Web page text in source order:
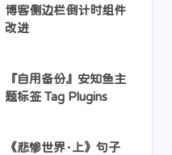
博客侧边栏倒计时组件
改进
『自用备份』安知鱼主
题标签 Tag Plugins
《悲惨世界·上》句子